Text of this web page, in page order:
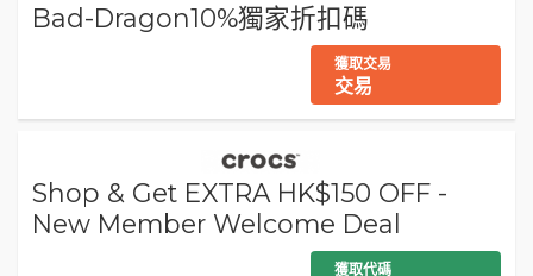
Bad-Dragon10%獨家折扣碼
獲取交易
交易
Shop & Get EXTRA HK$150 OFF -
New Member Welcome Deal
獲取代碼